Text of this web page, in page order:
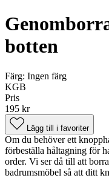
botten
Färg: Ingen färg
KGB
Pris
195 kr
Lägg till i favoriter
Om du behöver ett
förbeställa håltagning för
order. Vi ser då till att
badrumsmöbel så att ditt